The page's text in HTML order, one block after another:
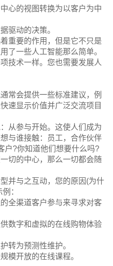
心的视图转换为以客户为中
驱动的决策。
重要的作用，但是它不只是
了一些人工智能那么简单。
技术一样。您也需要发展人
常会提供一些标准建议，例
速显示价值并广泛交流项目
从参与开始。这使人们成为
与谁接触：员工，合作伙伴
户?你知道他们想要什么吗?
切的中心，那么一切都会随
并与之互动，您的原因(为什
：
全渠道客户参与来寻求对客
数字和虚拟的在线购物体验
转为预测性维护。
模开放的在线课程。